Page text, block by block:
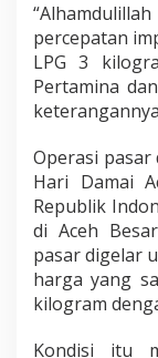
percepatan
LPG 3
Pertamina
Operasi
Hari Damai
Republik
di Aceh
pasar digelar
harga yang
kilogram
Kondisi itu